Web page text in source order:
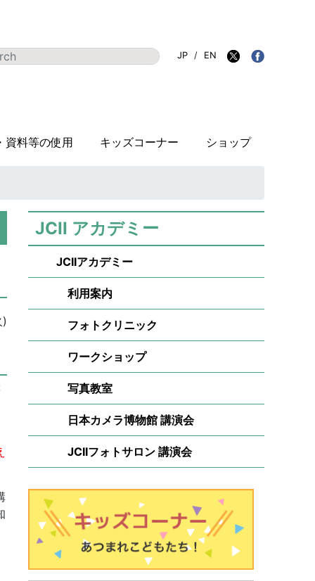
資料等の使用 キッズコーナー ショップ
JP / EN
JCII アカデミー
JCIIアカデミー
利用案内
フォトクリニック
ワークショップ
写真教室
日本カメラ博物館 講演会
JCIIフォトサロン 講演会